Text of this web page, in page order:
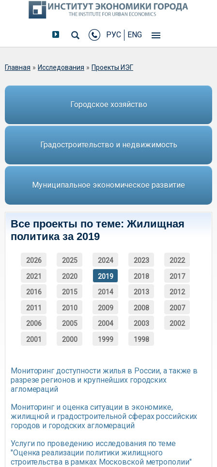
РУС ENG
Вы здесь
Главная » Исследования » Проекты ИЭГ
Городское хозяйство
Градостроительство и недвижимость
Муниципальное экономическое развитие
Все проекты по теме: Жилищная
политика за 2019
2026 2025 2024 2023 2022
2021 2020 2019 2018 2017
2016 2015 2014 2013 2012
2011 2010 2009 2008 2007
2006 2005 2004 2003 2002
2001 2000 1999 1998
Мониторинг доступности жилья в России, а также в
разрезе регионов и крупнейших городских
агломераций
Мониторинг и оценка ситуации в экономике,
жилищной и градостроительной сферах российских
городов и городских агломераций
Услуги по проведению исследования по теме
"Оценка реализации политики жилищного
строительства в рамках Московской метрополии"